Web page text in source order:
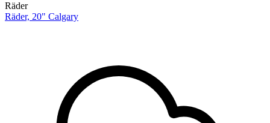
Räder
Räder, 20" Calgary